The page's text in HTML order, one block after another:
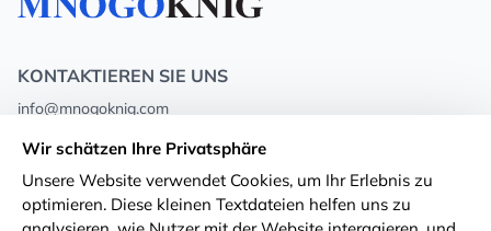
KONTAKTIEREN SIE UNS
info@mnogoknig.com
Rīga, Augusta Deglava 69d, LV-1082
Über uns Privacy Policy
Wir schätzen Ihre Privatsphäre
Unsere Website verwendet Cookies, um Ihr Erlebnis zu
optimieren. Diese kleinen Textdateien helfen uns zu